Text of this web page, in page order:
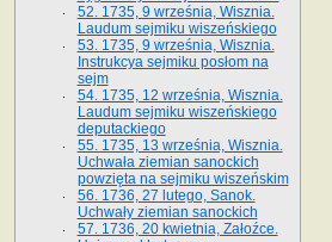
52. 1735, 9 września, Wisznia.
Laudum sejmiku wiszeńskiego
53. 1735, 9 września, Wisznia.
Instrukcya sejmiku posłom na
sejm
54. 1735, 12 września, Wisznia.
Laudum sejmiku wiszeńskiego
deputackiego
55. 1735, 13 września, Wisznia.
Uchwała ziemian sanockich
powzięta na sejmiku wiszeńskim
56. 1736, 27 lutego, Sanok.
Uchwały ziemian sanockich
57. 1736, 20 kwietnia, Załoźce.